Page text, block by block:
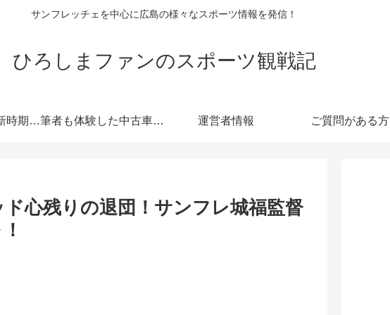
サンフレッチェを中心に広島の様々なスポーツ情報を発信！
ひろしまファンのスポーツ観戦記
自動車保険の更新時期にご注意！危険度が高くなる！忘れると等級にも響きます！ 筆者も体験した中古車情報・トヨタ・軽自動車 広島査定実戦編！ 運営者情報 ご質問がある方
ド心残りの退団！サンフレ城福監督